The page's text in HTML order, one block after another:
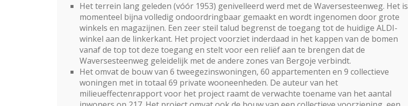
Het terrein lang geleden (vóór 1953) genivelleerd werd met de Waversesteenweg. Het is
momenteel bijna volledig ondoordringbaar gemaakt en wordt ingenomen door grote
winkels en magazijnen. Een zeer steil talud begrenst de toegang tot de huidige ALDI-
winkel aan de linkerkant. Het project voorziet inderdaad in het kappen van de bomen
vanaf de top tot deze toegang en stelt voor een reliëf aan te brengen dat de
Waversesteenweg geleidelijk met de andere zones van Bergoje verbindt.
Het omvat de bouw van 6 tweegezinswoningen, 60 appartementen en 9 collectieve
woningen met in totaal 69 private wooneenheden. De auteur van het
milieueffectenrapport voor het project raamt de verwachte toename van het aantal